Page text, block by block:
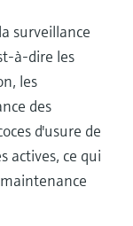
surveillance
à-dire les
les
des
d'usure de
actives, ce qui